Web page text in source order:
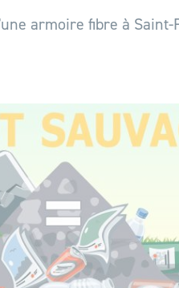
armoire fibre à Saint-